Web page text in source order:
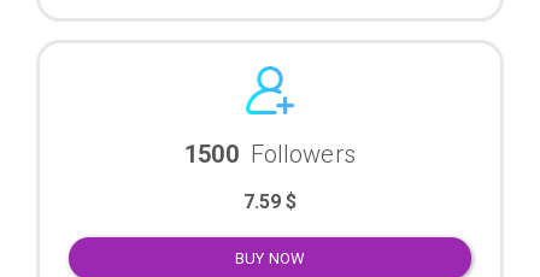
1500 Followers
7.59 $
BUY NOW